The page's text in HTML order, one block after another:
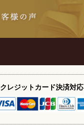
クレジットカード決済対応